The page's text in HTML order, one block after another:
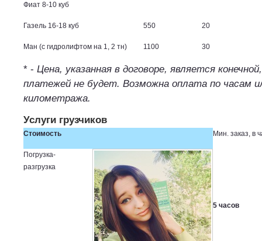
Фиат 8-10 куб
Газель 16-18 куб 550 20
Ман (с гидролифтом на 1, 2 тн) 1100 30
* - Цена, указанная в договоре, является
платежей не будет. Возможна оплата по часам
километража.
Услуги грузчиков
Стоимость Мин. заказ, в
Погрузка-
разгрузка
5 часов